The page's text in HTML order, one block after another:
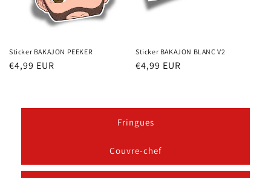
Sticker BAKAJON PEEKER
Prix
€4,99 EUR
Sticker BAKAJON BLANC V2
Prix
€4,99 EUR
Fringues
Couvre-chef